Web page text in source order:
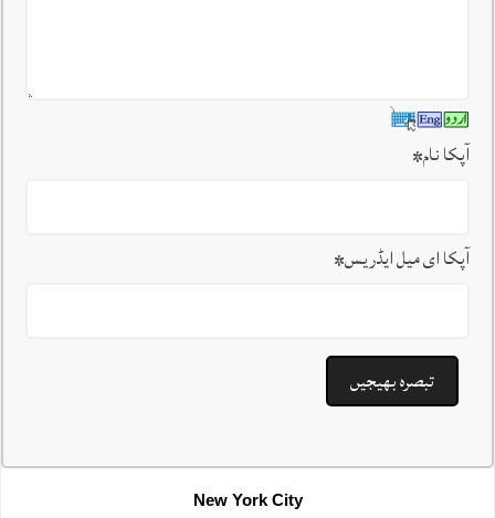
آپکا نام*
آپکا ای میل ایڈریس*
New York City